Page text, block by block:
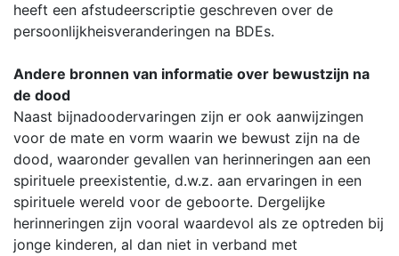
heeft een afstudeerscriptie geschreven over de
persoonlijkheisveranderingen na BDEs.
Andere bronnen van informatie over bewustzijn na
de dood
Naast bijnadoodervaringen zijn er ook aanwijzingen
voor de mate en vorm waarin we bewust zijn na de
dood, waaronder gevallen van herinneringen aan een
spirituele preexistentie, d.w.z. aan ervaringen in een
spirituele wereld voor de geboorte. Dergelijke
herinneringen zijn vooral waardevol als ze optreden bij
jonge kinderen, al dan niet in verband met